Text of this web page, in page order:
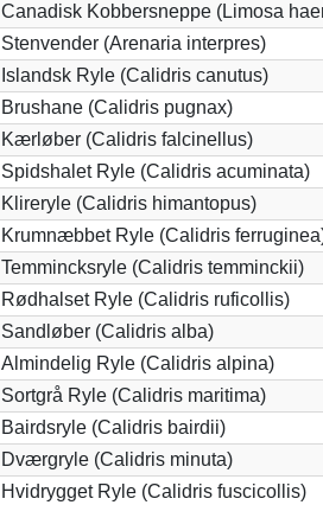
Canadisk Kobbersneppe (Limosa
Stenvender (Arenaria interpres)
Islandsk Ryle (Calidris canutus)
Brushane (Calidris pugnax)
Kærløber (Calidris falcinellus)
Spidshalet Ryle (Calidris acuminata)
Klireryle (Calidris himantopus)
Krumnæbbet Ryle (Calidris
Temmincksryle (Calidris temminckii)
Rødhalset Ryle (Calidris ruficollis)
Sandløber (Calidris alba)
Almindelig Ryle (Calidris alpina)
Sortgrå Ryle (Calidris maritima)
Bairdsryle (Calidris bairdii)
Dværgryle (Calidris minuta)
Hvidrygget Ryle (Calidris fuscicollis)